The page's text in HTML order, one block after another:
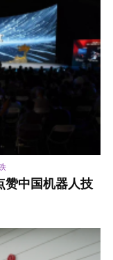
赞中国机器人技